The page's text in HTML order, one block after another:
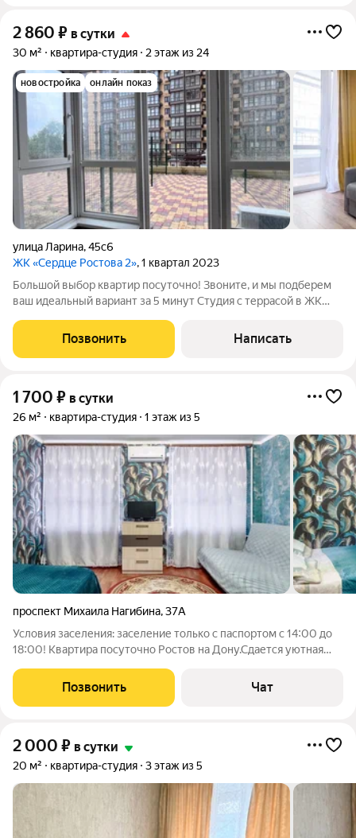
2 860 ₽ в сутки
30 м² квартира-студия 2 этаж из 24
новостройка онлайн показ
улица Ларина,45с6
ЖК «Сердце Ростова 2», 1 квартал 2023
Большой выбор квартир посуточно! Звоните, и мы подберем
ваш идеальный вариант за 5 минут Студия с террасой в ЖК
Вертол Экспоцентр, ТЦ Горизонт, Ашан, колледж ИУБиП,
Аметист, РГУПС, а также
Позвонить Написать
1 700 ₽ в сутки
26 м² квартира-студия 1 этаж из 5
проспект Михаила Нагибина,37А
Условия заселения: заселение только с паспортом с 14:00 до
18:00! Квартира посуточно Ростов на Дону.Сдается уютная
комплекса «Донэкспоцентр», ТЦ «Рио», 15 минут до центра
города, остановка
Позвонить Чат
2 000 ₽ в сутки
20 м² квартира-студия 3 этаж из 5